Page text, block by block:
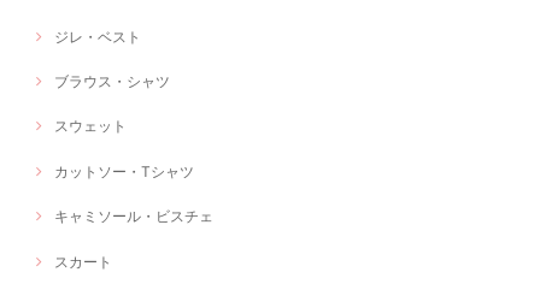
ジレ・ベスト
ブラウス・シャツ
スウェット
カットソー・Tシャツ
キャミソール・ビスチェ
スカート